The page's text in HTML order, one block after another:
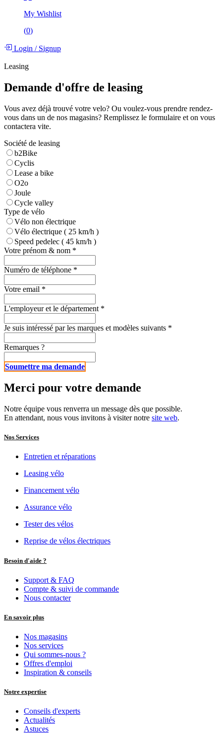
My Wishlist
(0)
Login /Signup
Leasing
Demande d'offre de leasing
Vous avez déjà trouvé votre velo? Ou voulez-vous prendre rendez-
vous dans un de nos magasins? Remplissez le formulaire et on vous
contactera vite.
Société de leasing
b2Bike
Cyclis
Lease a bike
O2o
Joule
Cycle valley
Type de vélo
Vélo non électrique
Vélo électrique ( 25 km/h )
Speed pedelec ( 45 km/h )
Votre prénom & nom *
Numéro de téléphone *
Votre email *
L'employeur et le département *
Je suis intéressé par les marques et modèles suivants *
Remarques ?
Soumettre ma dem​​​​ande
Merci pour votre demande
Notre équipe vous renverra un message dès que possible.
En attendant, nous vous invitons à visiter notre site web.
Nos Services
Entretien et réparations
Leasing vélo
Financement vélo
Assurance vélo
Tester des vélos
Reprise de vélos électriques
Besoin d'aide ?
Support & FAQ
Compte & suivi de commande
Nous contacter
En savoir plus
Nos magasins
Nos services
Qui sommes-nous ?
Offres d'emploi
Inspiration & conseils
Notre expertise
Conseils d'experts
Actualités
Astuces